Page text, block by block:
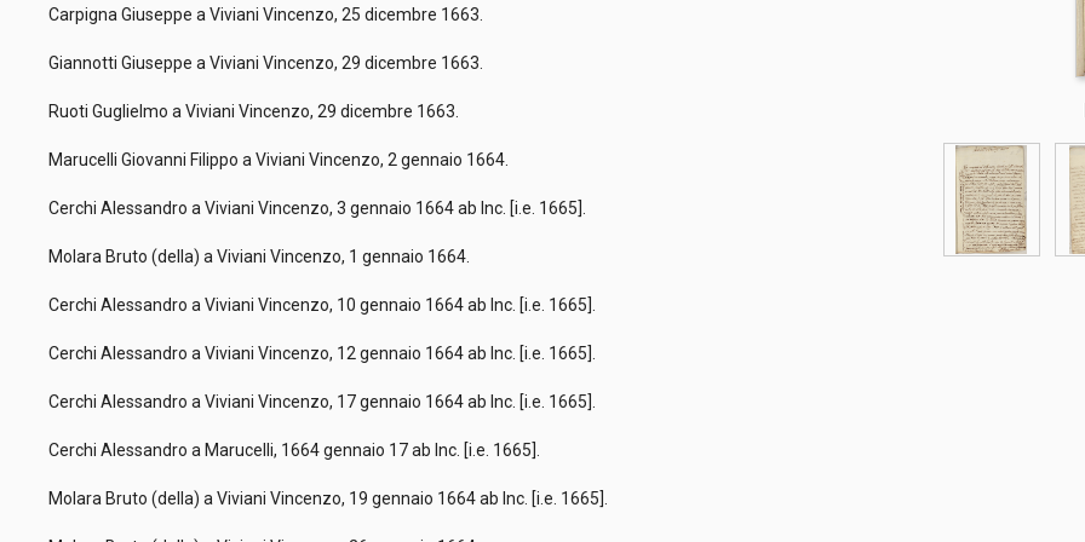
Carpigna Giuseppe a Viviani Vincenzo, 25 dicembre 1663.
Giannotti Giuseppe a Viviani Vincenzo, 29 dicembre 1663.
Ruoti Guglielmo a Viviani Vincenzo, 29 dicembre 1663.
Marucelli Giovanni Filippo a Viviani Vincenzo, 2 gennaio 1664.
Cerchi Alessandro a Viviani Vincenzo, 3 gennaio 1664 ab Inc. [i.e. 1665].
Molara Bruto (della) a Viviani Vincenzo, 1 gennaio 1664.
Cerchi Alessandro a Viviani Vincenzo, 10 gennaio 1664 ab Inc. [i.e. 1665].
Cerchi Alessandro a Viviani Vincenzo, 12 gennaio 1664 ab Inc. [i.e. 1665].
Cerchi Alessandro a Viviani Vincenzo, 17 gennaio 1664 ab Inc. [i.e. 1665].
Cerchi Alessandro a Marucelli, 1664 gennaio 17 ab Inc. [i.e. 1665].
Molara Bruto (della) a Viviani Vincenzo, 19 gennaio 1664 ab Inc. [i.e. 1665].